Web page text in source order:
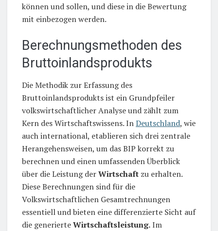
können und sollen, und diese in die Bewertung
mit einbezogen werden.
Berechnungsmethoden des
Bruttoinlandsprodukts
Die Methodik zur Erfassung des
Bruttoinlandsprodukts ist ein Grundpfeiler
volkswirtschaftlicher Analyse und zählt zum
Kern des Wirtschaftswissens. InDeutschland, wie
auch international, etablieren sich drei zentrale
Herangehensweisen, um das BIP korrekt zu
berechnen und einen umfassenden Überblick
über die Leistung derWirtschaft zu erhalten.
Diese Berechnungen sind für die
Volkswirtschaftlichen Gesamtrechnungen
essentiell und bieten eine differenzierte Sicht auf
die generierteWirtschaftsleistung.Im